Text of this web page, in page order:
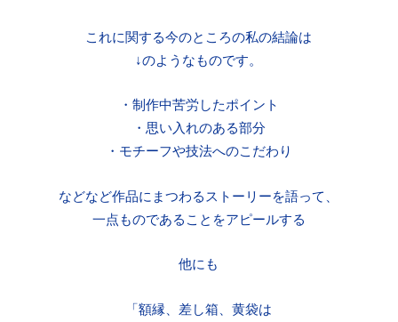
これに関する今のところの私の結論は
↓のようなものです。
・制作中苦労したポイント
・思い入れのある部分
・モチーフや技法へのこだわり
などなど作品にまつわるストーリーを語って、
一点ものであることをアピールする
他にも
「額縁、差し箱、黄袋は